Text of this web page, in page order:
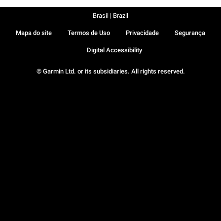
© Garmin Ltd. or its subsidiaries. All rights reserved.
Mapa do site Termos de Uso Privacidade Segurança
Digital Accessibility
Brasil | Brazil